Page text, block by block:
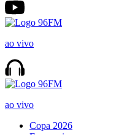
ao vivo
ao vivo
Copa 2026